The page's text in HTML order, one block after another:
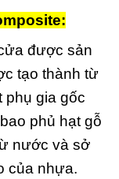
được sản
tạo thành từ
phụ gia gốc
phủ hạt gỗ
nước và sở
của nhựa.